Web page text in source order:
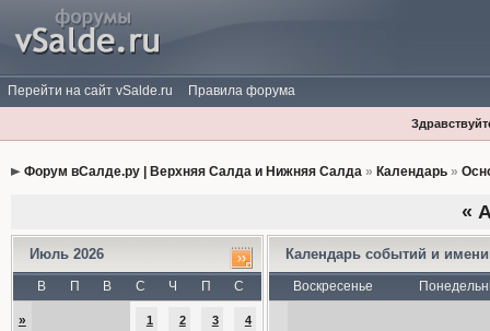
Перейти на сайт vSalde.ru Правила форума
Форум вСалде.ру | Верхняя Салда и Нижняя Салда» Календарь»
«
Июль 2026
В П В С Ч П С
» 1 2 3 4
Календарь событий и
Воскресенье